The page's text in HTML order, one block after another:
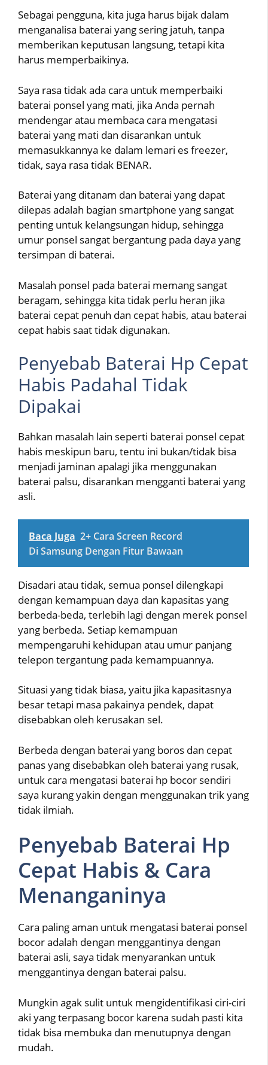
Sebagai pengguna, kita juga harus bijak dalam
menganalisa baterai yang sering jatuh, tanpa
memberikan keputusan langsung, tetapi kita
harus memperbaikinya.
Saya rasa tidak ada cara untuk memperbaiki
baterai ponsel yang mati, jika Anda pernah
mendengar atau membaca cara mengatasi
baterai yang mati dan disarankan untuk
memasukkannya ke dalam lemari es freezer,
tidak, saya rasa tidak BENAR.
Baterai yang ditanam dan baterai yang dapat
dilepas adalah bagian smartphone yang sangat
penting untuk kelangsungan hidup, sehingga
umur ponsel sangat bergantung pada daya yang
tersimpan di baterai.
Masalah ponsel pada baterai memang sangat
beragam, sehingga kita tidak perlu heran jika
baterai cepat penuh dan cepat habis, atau baterai
cepat habis saat tidak digunakan.
Penyebab Baterai Hp Cepat
Habis Padahal Tidak
Dipakai
Bahkan masalah lain seperti baterai ponsel cepat
habis meskipun baru, tentu ini bukan/tidak bisa
menjadi jaminan apalagi jika menggunakan
baterai palsu, disarankan mengganti baterai yang
asli.
Baca Juga 2+ Cara Screen Record
Di Samsung Dengan Fitur Bawaan
Disadari atau tidak, semua ponsel dilengkapi
dengan kemampuan daya dan kapasitas yang
berbeda-beda, terlebih lagi dengan merek ponsel
yang berbeda. Setiap kemampuan
mempengaruhi kehidupan atau umur panjang
telepon tergantung pada kemampuannya.
Situasi yang tidak biasa, yaitu jika kapasitasnya
besar tetapi masa pakainya pendek, dapat
disebabkan oleh kerusakan sel.
Berbeda dengan baterai yang boros dan cepat
panas yang disebabkan oleh baterai yang rusak,
untuk cara mengatasi baterai hp bocor sendiri
saya kurang yakin dengan menggunakan trik yang
tidak ilmiah.
Penyebab Baterai Hp
Cepat Habis & Cara
Menanganinya
Cara paling aman untuk mengatasi baterai ponsel
bocor adalah dengan menggantinya dengan
baterai asli, saya tidak menyarankan untuk
menggantinya dengan baterai palsu.
Mungkin agak sulit untuk mengidentifikasi ciri-ciri
aki yang terpasang bocor karena sudah pasti kita
tidak bisa membuka dan menutupnya dengan
mudah.